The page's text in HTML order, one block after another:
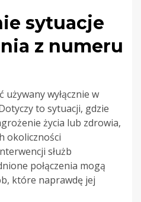
sytuacje
z numeru
wyłącznie w
to sytuacji, gdzie
życia lub zdrowia,
okoliczności
służb
połączenia mogą
które naprawdę jej